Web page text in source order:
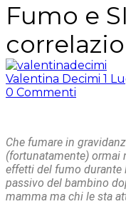
Fumo e
Valentina Decimi 1
0 Commenti
Che fumare in
(fortunatamente) ormai
effetti del fumo durante
passivo del bambino
mamma ma chi le sta